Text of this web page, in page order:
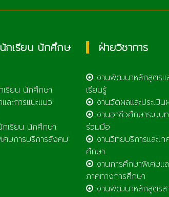
กเรียน นักศึกษ
รียน นักศึกษา
ละการแนะแนว
เรียน นักศึกษา
ศษการบริการสังคม
ฝ่ายวิชาการ
งานพัฒนาหลักสูตรแ
เรียนรู้
งานวัดผลและประเมิน
งานอาชีวศึกษาระบบ
ร่วมมือ
งานวิทยบริการและเท
ศึกษา
งานการศึกษาพิเศษแ
ภาคทางการศึกษา
งานพัฒนาหลักสูตรสา